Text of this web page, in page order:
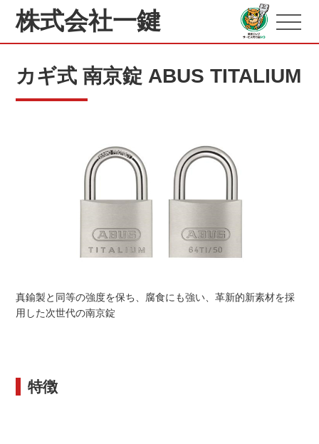
株式会社一鍵
カギ式 南京錠 ABUS TITALIUM
真鍮製と同等の強度を保ち、腐食にも強い、革新的新素材を採
用した次世代の南京錠
特徴